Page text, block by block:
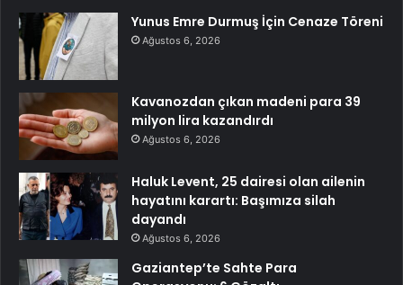
Yunus Emre Durmuş İçin Cenaze Töreni
Ağustos 6, 2026
Kavanozdan çıkan madeni para 39
milyon lira kazandırdı
Ağustos 6, 2026
Haluk Levent, 25 dairesi olan ailenin
hayatını karartı: Başımıza silah
dayandı
Ağustos 6, 2026
Gaziantep’te Sahte Para